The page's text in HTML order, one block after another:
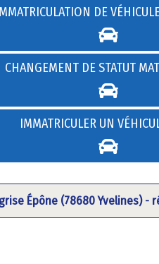
DE
CHANGEMENT DE STATUT
IMMATRICULER UN
Épône (78680 Yvelines) -